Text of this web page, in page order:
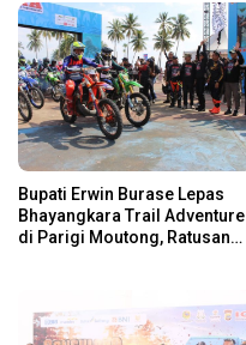
Bupati Erwin Burase Lepas
Bhayangkara Trail Adventure
di Parigi Moutong, Ratusan